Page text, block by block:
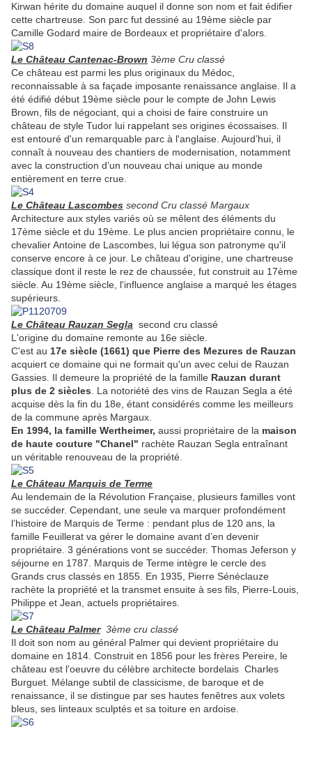
Kirwan hérite du domaine auquel il donne son nom et fait édifier
cette chartreuse. Son parc fut dessiné au 19ème siècle par
Camille Godard maire de Bordeaux et propriétaire d'alors.
Le Château Cantenac-Brown 3ème Cru classé
Ce château est parmi les plus originaux du Médoc,
reconnaissable à sa façade imposante renaissance anglaise. Il a
été édifié début 19ème siècle pour le compte de John Lewis
Brown, fils de négociant, qui a choisi de faire construire un
château de style Tudor lui rappelant ses origines écossaises. Il
est entouré d'un remarquable parc à l'anglaise. Aujourd’hui, il
connaît à nouveau des chantiers de modernisation, notamment
avec la construction d’un nouveau chai unique au monde
entièrement en terre crue.
Le Château Lascombes second Cru classé Margaux
Architecture aux styles variés où se mêlent des éléments du
17ème siècle et du 19ème. Le plus ancien propriétaire connu, le
chevalier Antoine de Lascombes, lui légua son patronyme qu'il
conserve encore à ce jour. Le château d'origine, une chartreuse
classique dont il reste le rez de chaussée, fut construit au 17ème
siècle. Au 19ème siècle, l'influence anglaise a marqué les étages
supérieurs.
Le Château Rauzan Segla second cru classé
L'origine du domaine remonte au 16e siècle.
C'est au 17e siècle (1661) que Pierre des Mezures de Rauzan
acquiert ce domaine qui ne formait qu'un avec celui de Rauzan
Gassies. Il demeure la propriété de la famille Rauzan durant
plus de 2 siècles . La notoriété des vins de Rauzan Segla a été
acquise dès la fin du 18e, étant considérés comme les meilleurs
de la commune après Margaux.
En 1994, la famille Wertheimer, aussi propriétaire de la maison
de haute couture "Chanel" rachète Rauzan Segla entraînant
un véritable renouveau de la propriété.
Le Château Marquis de Terme
Au lendemain de la Révolution Française, plusieurs familles vont
se succéder. Cependant, une seule va marquer profondément
l’histoire de Marquis de Terme : pendant plus de 120 ans, la
famille Feuillerat va gérer le domaine avant d’en devenir
propriétaire. 3 générations vont se succéder. Thomas Jeferson y
séjourne en 1787. Marquis de Terme intègre le cercle des
Grands crus classés en 1855. En 1935, Pierre Sénéclauze
rachète la propriété et la transmet ensuite à ses fils, Pierre-Louis,
Philippe et Jean, actuels propriétaires.
Le Château Palmer 3ème cru classé
Il doit son nom au général Palmer qui devient propriétaire du
domaine en 1814. Construit en 1856 pour les frères Pereire, le
château est l'oeuvre du célèbre architecte bordelais Charles
Burguet. Mélange subtil de classicisme, de baroque et de
renaissance, il se distingue par ses hautes fenêtres aux volets
bleus, ses linteaux sculptés et sa toiture en ardoise.